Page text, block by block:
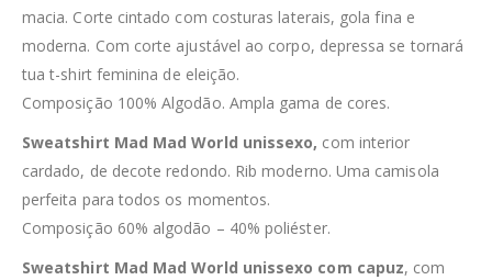
macia. Corte cintado com costuras laterais, gola fina e
moderna. Com corte ajustável ao corpo, depressa se tornará
tua t-shirt feminina de eleição.
Composição 100% Algodão. Ampla gama de cores.
Sweatshirt Mad Mad World unissexo, com interior
cardado, de decote redondo. Rib moderno. Uma camisola
perfeita para todos os momentos.
Composição 60% algodão – 40% poliéster.
Sweatshirt Mad Mad World unissexo com capuz, com